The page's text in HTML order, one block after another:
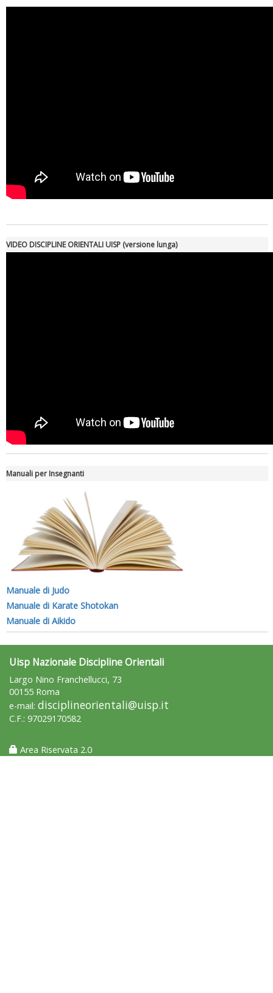
VIDEO DISCIPLINE ORIENTALI UISP (versione lunga)
Manuali per Insegnanti
Manuale di Judo
Manuale di Karate Shotokan
Manuale di Aikido
Uisp Nazionale Discipline Orientali
Largo Nino Franchellucci, 73
00155 Roma
e-mail: disciplineorientali@uisp.it
C.F.: 97029170582
Area Riservata 2.0